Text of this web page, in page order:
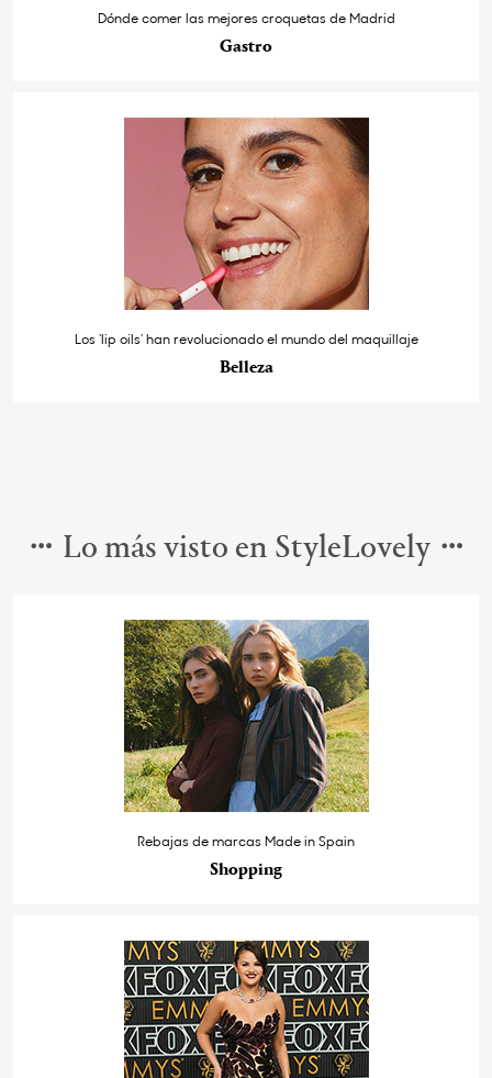
Dónde comer las mejores croquetas de Madrid
Gastro
Los ‘lip oils’ han revolucionado el mundo del maquillaje
Belleza
Lo más visto en StyleLovely
Rebajas de marcas Made in Spain
Shopping